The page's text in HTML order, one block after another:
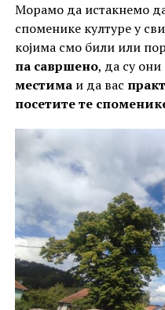
Морамо да истакнемо
споменике културе у
којима смо били или
па савршено, да су
местимаи да вас
посетите те